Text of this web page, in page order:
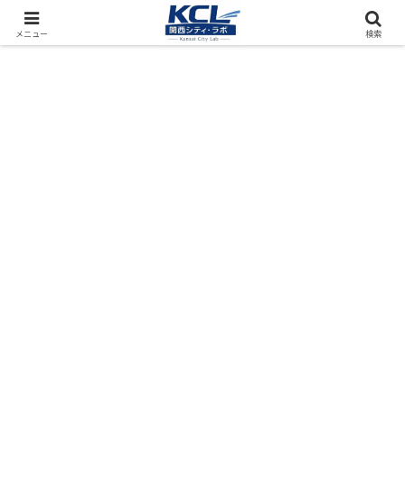
都市再開発をフィールド調査（累計アクセス数4000万PV）
メニュー 検索